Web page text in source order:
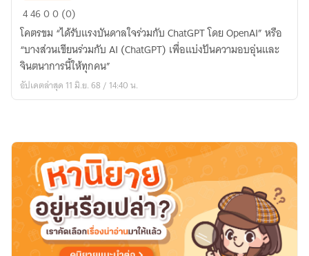
แฟน
ฟิก
แฮ
รี่
พอต
เตอร์
เว
อรัส
44600 (0)
โคตรขม “ได้รับแรงบันดาลใจร่วมกับ ChatGPT โดย OpenAI” หรือ
“บางส่วนเขียนร่วมกับ AI (ChatGPT) เพื่อแบ่งปันความอบอุ่นและ
จินตนาการนี้ให้ทุกคน”
อัปเดตล่าสุด 11 มิ.ย. 68 / 14:40 น.